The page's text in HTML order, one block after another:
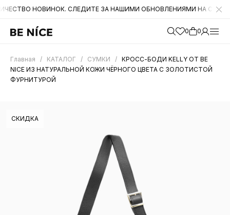
НОВИНОК. СЛЕДИТЕ ЗА НАШИМИ ОБНОВЛЕНИЯМИ НА САЙТЕ. А
0 0
Главная / КАТАЛОГ / СУМКИ / КРОСС-БОДИ KELLY ОТ BE
NICE ИЗ НАТУРАЛЬНОЙ КОЖИ ЧЁРНОГО ЦВЕТА С ЗОЛОТИСТОЙ
ФУРНИТУРОЙ
СКИДКА